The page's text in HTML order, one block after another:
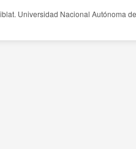
Universidad Nacional Autónoma